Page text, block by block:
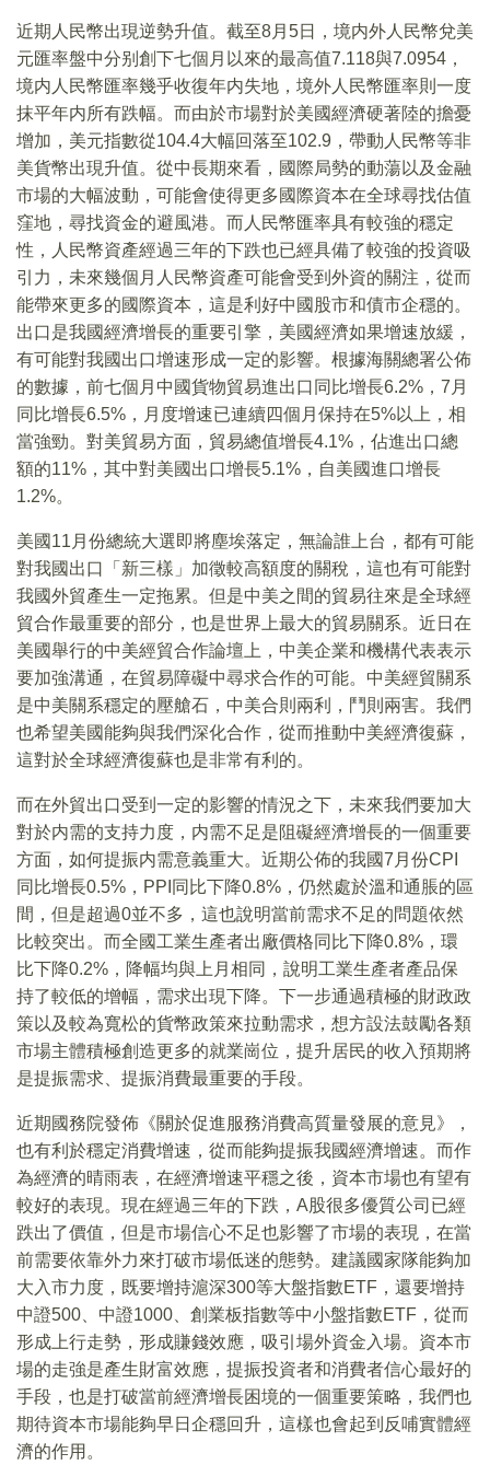
近期人民幣出現逆勢升值。截至8月5日，境内外人民幣兌美
元匯率盤中分别創下七個月以來的最高值7.118與7.0954，
境内人民幣匯率幾乎收復年内失地，境外人民幣匯率則一度
抹平年内所有跌幅。而由於市場對於美國經濟硬著陸的擔憂
增加，美元指數從104.4大幅回落至102.9，帶動人民幣等非
美貨幣出現升值。從中長期來看，國際局勢的動蕩以及金融
市場的大幅波動，可能會使得更多國際資本在全球尋找估值
窪地，尋找資金的避風港。而人民幣匯率具有較強的穩定
性，人民幣資產經過三年的下跌也已經具備了較強的投資吸
引力，未來幾個月人民幣資產可能會受到外資的關注，從而
能帶來更多的國際資本，這是利好中國股市和債市企穩的。
出口是我國經濟增長的重要引擎，美國經濟如果增速放緩，
有可能對我國出口增速形成一定的影響。根據海關總署公佈
的數據，前七個月中國貨物貿易進出口同比增長6.2%，7月
同比增長6.5%，月度增速已連續四個月保持在5%以上，相
當強勁。對美貿易方面，貿易總值增長4.1%，佔進出口總
額的11%，其中對美國出口增長5.1%，自美國進口增長
1.2%。
美國11月份總統大選即將塵埃落定，無論誰上台，都有可能
對我國出口「新三樣」加徵較高額度的關稅，這也有可能對
我國外貿產生一定拖累。但是中美之間的貿易往來是全球經
貿合作最重要的部分，也是世界上最大的貿易關系。近日在
美國舉行的中美經貿合作論壇上，中美企業和機構代表表示
要加強溝通，在貿易障礙中尋求合作的可能。中美經貿關系
是中美關系穩定的壓艙石，中美合則兩利，鬥則兩害。我們
也希望美國能夠與我們深化合作，從而推動中美經濟復蘇，
這對於全球經濟復蘇也是非常有利的。
而在外貿出口受到一定的影響的情況之下，未來我們要加大
對於内需的支持力度，内需不足是阻礙經濟增長的一個重要
方面，如何提振内需意義重大。近期公佈的我國7月份CPI
同比增長0.5%，PPI同比下降0.8%，仍然處於溫和通脹的區
間，但是超過0並不多，這也說明當前需求不足的問題依然
比較突出。而全國工業生產者出廠價格同比下降0.8%，環
比下降0.2%，降幅均與上月相同，說明工業生產者產品保
持了較低的增幅，需求出現下降。下一步通過積極的財政政
策以及較為寬松的貨幣政策來拉動需求，想方設法鼓勵各類
市場主體積極創造更多的就業崗位，提升居民的收入預期將
是提振需求、提振消費最重要的手段。
近期國務院發佈《關於促進服務消費高質量發展的意見》，
也有利於穩定消費增速，從而能夠提振我國經濟增速。而作
為經濟的晴雨表，在經濟增速平穩之後，資本市場也有望有
較好的表現。現在經過三年的下跌，A股很多優質公司已經
跌出了價值，但是市場信心不足也影響了市場的表現，在當
前需要依靠外力來打破市場低迷的態勢。建議國家隊能夠加
大入市力度，既要增持滬深300等大盤指數ETF，還要增持
中證500、中證1000、創業板指數等中小盤指數ETF，從而
形成上行走勢，形成賺錢效應，吸引場外資金入場。資本市
場的走強是產生財富效應，提振投資者和消費者信心最好的
手段，也是打破當前經濟增長困境的一個重要策略，我們也
期待資本市場能夠早日企穩回升，這樣也會起到反哺實體經
濟的作用。